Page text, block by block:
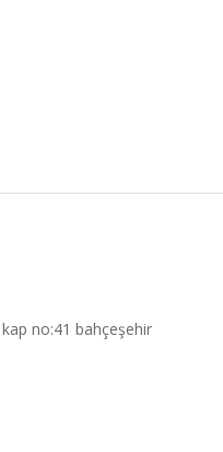
no:41 bahçeşehir